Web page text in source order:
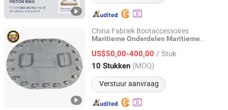
China Fabriek Bootaccessoires
Maritieme Onderdelen Maritieme
US$50,00-400,00 / Stuk
10 Stukken (MOQ)
Verstuur aanvraag
Jiangsu Wancheng Machinery Co., Ltd.
Jiangsu, China Sinds 2020